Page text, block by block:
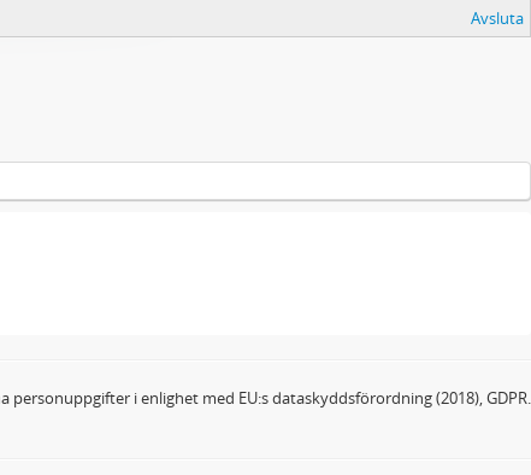
Avsluta
personuppgifter i enlighet med EU:s dataskyddsförordning (2018), GDPR.